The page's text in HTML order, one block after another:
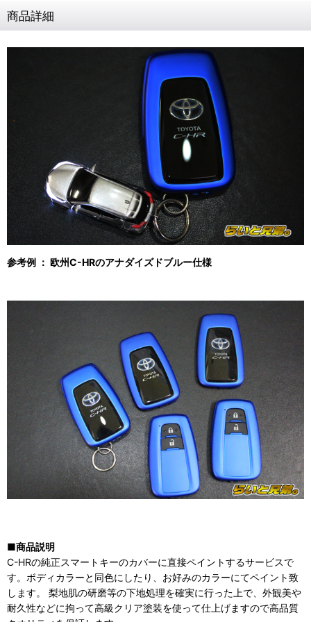
商品詳細
参考例 ： 欧州C-HRのアナダイズドブルー仕様
■商品説明
C-HRの純正スマートキーのカバーに直接ペイントするサービスで
す。ボディカラーと同色にしたり、お好みのカラーにてペイント致
します。 梨地肌の研磨等の下地処理を確実に行った上で、外観美や
耐久性などに拘って高級クリア塗装を使って仕上げますので高品質